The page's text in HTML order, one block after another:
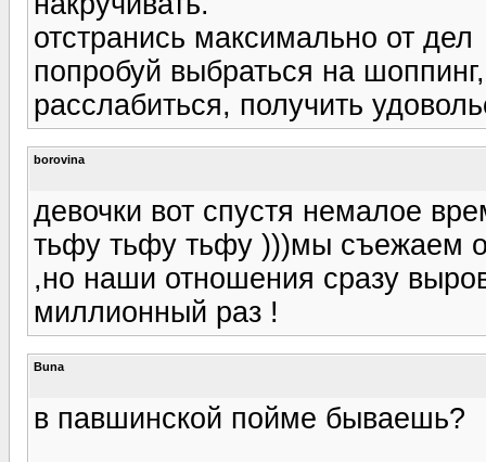
отстранись максимально от дел
попробуй выбраться на
расслабиться, получить
borovina
девочки вот спустя немалое
тьфу тьфу тьфу )))мы съежаем
,но наши отношения сразу
миллионный раз !
Buna
в павшинской пойме бываешь?